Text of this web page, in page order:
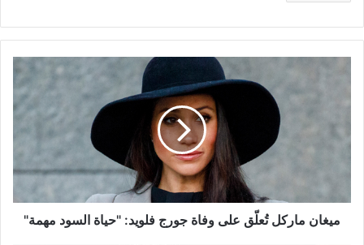
تُعلّق
وفاة
السود
مهمة"
ميغان ماركل تُعلّق على وفاة جورج فلويد: "حياة السود مهمة"